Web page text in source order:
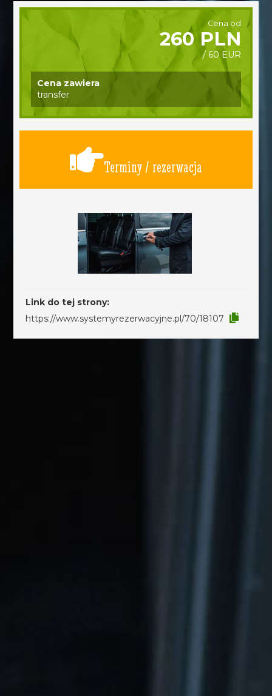
Cena od
260 PLN
/ 60 EUR
Cena zawiera
transfer
Terminy / rezerwacja
Link do tej strony:
https://www.systemyrezerwacyjne.pl/70/18107